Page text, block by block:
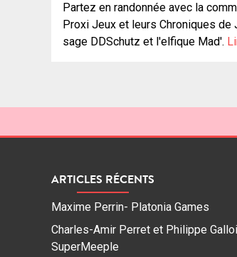
Partez en randonnée avec la
Proxi Jeux et leurs Chroniques de
sage DDSchutz et l'elfique Mad'.
ARTICLES RÉCENTS
Maxime Perrin- Platonia Games
Charles-Amir Perret et Philippe
SuperMeeple